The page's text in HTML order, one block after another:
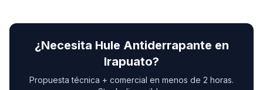
¿Necesita Hule Antiderrapante en
Irapuato?
Propuesta técnica + comercial en menos de 2 horas.